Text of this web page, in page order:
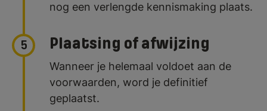
nog een verlengde kennismaking plaats.
5 Plaatsing of afwijzing
Wanneer je helemaal voldoet aan de
voorwaarden, word je definitief
geplaatst.